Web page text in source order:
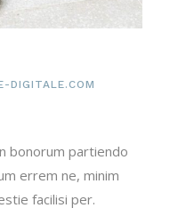
DIGITALE.COM
bonorum partiendo
errem ne, minim
facilisi per.